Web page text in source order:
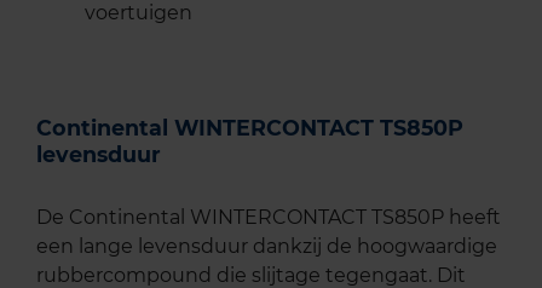
voertuigen
Continental WINTERCONTACT TS850P
levensduur
De Continental WINTERCONTACT TS850P heeft
een lange levensduur dankzij de hoogwaardige
rubbercompound die slijtage tegengaat. Dit